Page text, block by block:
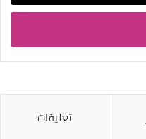
تعليقات